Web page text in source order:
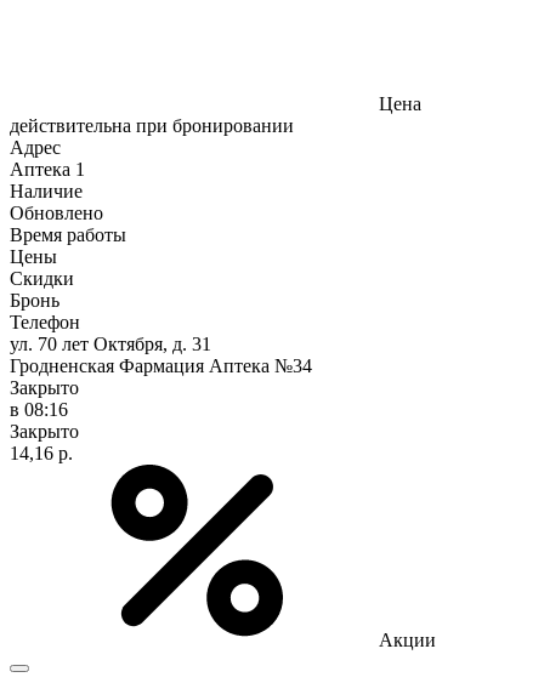
Цена
действительна при бронировании
Адрес
Аптека 1
Наличие
Обновлено
Время работы
Цены
Скидки
Бронь
Телефон
ул. 70 лет Октября, д. 31
Гродненская Фармация Аптека №34
Закрыто
в 08:16
Закрыто
14,16 р.
Акции